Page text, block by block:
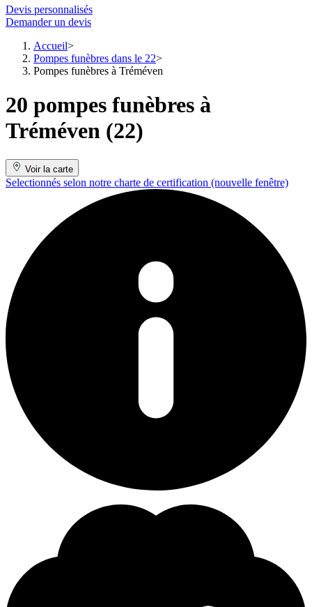
Devis personnalisés
Demander un devis
Accueil
Pompes funèbres dans le 22
Pompes funèbres à Tréméven
20 pompes funèbres à
Tréméven (22)
Voir la carte
Selectionnés selon notre charte de certification (nouvelle fenêtre)